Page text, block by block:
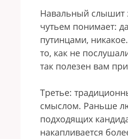
Навальный слышит
чутьем понимает:
путинцами,
то, как не
так полезен вам
Третье:
смыслом. Раньше
подходящих
накапливается